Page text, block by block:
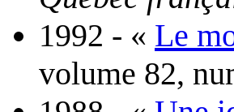
1992 - « Le
volume 82,